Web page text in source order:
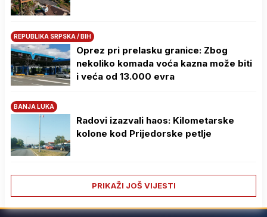
REPUBLIKA SRPSKA / BIH
Oprez pri prelasku granice: Zbog
nekoliko komada voća kazna može biti
i veća od 13.000 evra
BANJA LUKA
Radovi izazvali haos: Kilometarske
kolone kod Prijedorske petlje
PRIKAŽI JOŠ VIJESTI